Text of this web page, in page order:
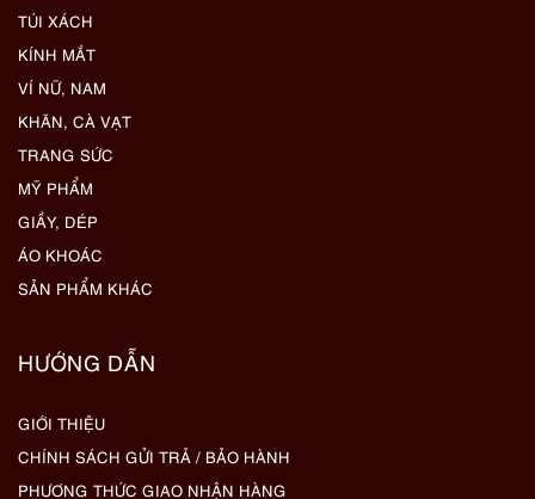
TÚI XÁCH
KÍNH MẮT
VÍ NỮ, NAM
KHĂN, CÀ VẠT
TRANG SỨC
MỸ PHẨM
GIẦY, DÉP
ÁO KHOÁC
SẢN PHẨM KHÁC
HƯỚNG DẪN
GIỚI THIỆU
CHÍNH SÁCH GỬI TRẢ / BẢO HÀNH
PHƯƠNG THỨC GIAO NHẬN HÀNG